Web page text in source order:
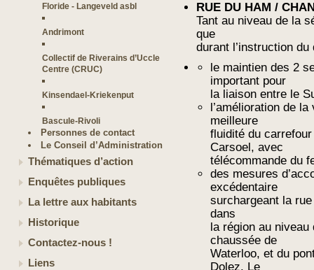
Floride - Langeveld asbl
Andrimont
Collectif de Riverains d’Uccle
Centre (CRUC)
Kinsendael-Kriekenput
Bascule-Rivoli
Personnes de contact
Le Conseil d’Administration
Thématiques d’action
Enquêtes publiques
La lettre aux habitants
Historique
Contactez-nous !
Liens
RUE DU HAM /
Tant au niveau de la
que
durant l’instruction
le maintien des 2
important pour
la liaison entre le
l’amélioration de
meilleure
fluidité du
Carsoel, avec
télécommande du
des mesures
excédentaire
surchargeant la
dans
la région au
chaussée de
Waterloo, et du
Dolez. Le